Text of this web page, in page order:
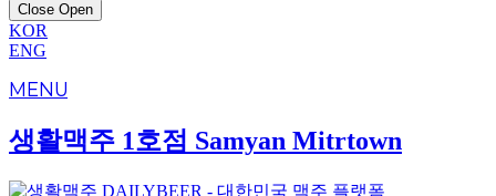
Close Open
KOR
ENG
MENU
생활맥주 1호점 Samyan Mitrtown